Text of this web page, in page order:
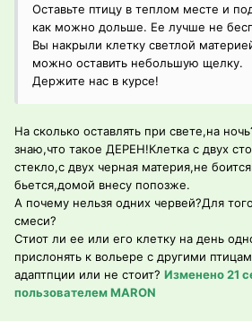
Оставьте птицу в теплом месте и
как можно дольше. Ее лучше не
Вы накрыли клетку светлой
можно оставить небольшую щелку.
Держите нас в курсе!
На сколько оставлять при свете,на
знаю,что такое ДЕРЕН!Клетка с двух
стекло,с двух черная материя,не
бьется,домой внесу попозже.
А почему нельзя одних червей?Для
смеси?
Стиот ли ее или его клетку на день
прислонять к вольере с другими
адаптпции или не стоит? Изменено21
пользователем MARON